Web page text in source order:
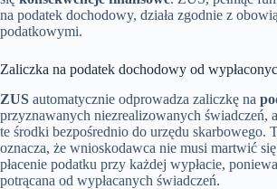
na podatek dochodowy, działa zgodnie z
podatkowymi.
Zaliczka na podatek dochodowy od
ZUS automatycznie odprowadza zaliczkę na
przyznawanych niezrealizowanych świadczeń,
te środki bezpośrednio do urzędu skarbowego.
oznacza, że wnioskodawca nie musi martwić
płacenie podatku przy każdej wypłacie,
potrącana od wypłacanych świadczeń.